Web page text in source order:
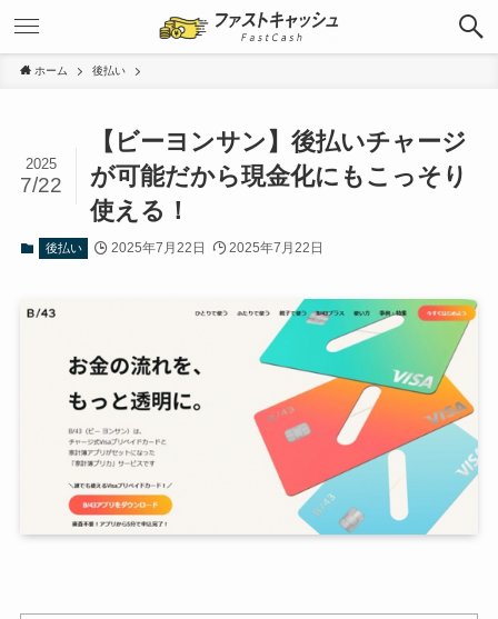
ホーム 後払い
【ビーヨンサン】後払いチャージ
が可能だから現金化にもこっそり
使える！
2025
7/22
後払い 2025年7月22日 2025年7月22日